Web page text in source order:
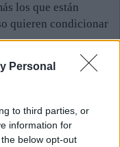
Personal
to third parties, or
information for
below opt-out
los que están
quieren condicionar
se refirió a
tablero” de la
las cartas están
ocupar la
mayoría política